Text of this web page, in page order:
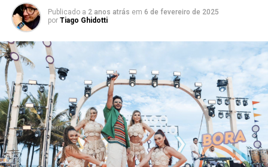
Publicado a 2 anos atrás em 6 de fevereiro de 2025
por Tiago Ghidotti